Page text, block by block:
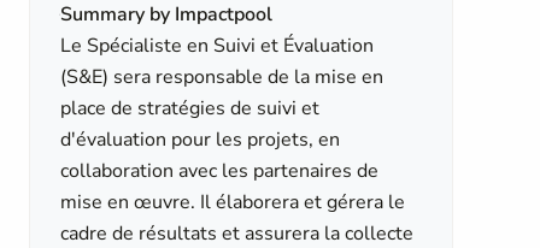
Summary by Impactpool
Le Spécialiste en Suivi et Évaluation
(S&E) sera responsable de la mise en
place de stratégies de suivi et
d'évaluation pour les projets, en
collaboration avec les partenaires de
mise en œuvre. Il élaborera et gérera le
cadre de résultats et assurera la collecte